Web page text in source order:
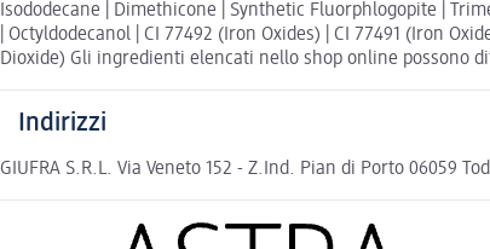
Isododecane | Dimethicone | Synthetic Fluorphlogopite |
| Octyldodecanol | CI 77492 (Iron Oxides) | CI 77491 (Iron
Dioxide) Gli ingredienti elencati nello shop online possono
Indirizzi
GIUFRA S.R.L. Via Veneto 152 - Z.Ind. Pian di Porto 06059